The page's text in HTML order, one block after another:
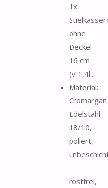
1x
ohne
Deckel
16 cm
(V 1,4l...
Material:
Cromargan
Edelstahl
18/10,
poliert,
-
rostfrei,